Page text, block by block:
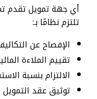
أي جهة تمويل تقدم
تلتزم نظامًا بـ:
الإفصاح عن
تقييم الملاءة
الالتزام بنسبة
توثيق عقد التمويل